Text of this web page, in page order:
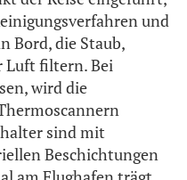
und
Bord, die Staub,
Luft filtern. Bei
wird die
sind mit
Beschichtungen